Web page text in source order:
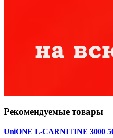
Рекомендуемые товары
UniONE L-CARNITINE 3000